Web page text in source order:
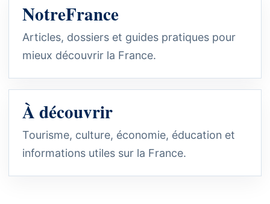
NotreFrance
Articles, dossiers et guides pratiques pour
mieux découvrir la France.
À découvrir
Tourisme, culture, économie, éducation et
informations utiles sur la France.